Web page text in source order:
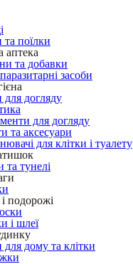
поїлки
аптека
та добавки
засоби
для догляду
для догляду
та аксесуари
для клітки і туалету
та тунелі
подорожі
і шлеї
для дому та клітки